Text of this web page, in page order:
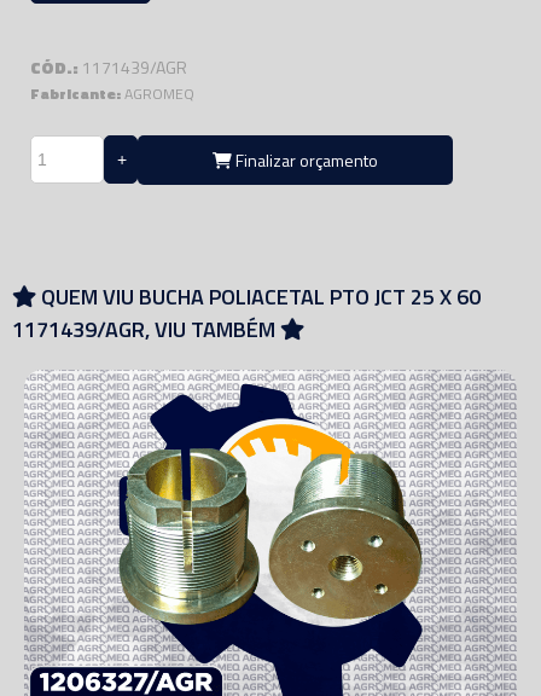
CÓD.: 1171439/AGR
Fabricante:AGROMEQ
Finalizar orçamento
QUEM VIU BUCHA POLIACETAL PTO JCT 25 X 60
1171439/AGR, VIU TAMBÉM